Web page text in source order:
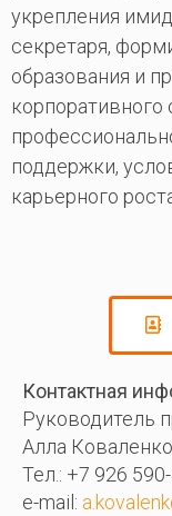
укрепления
секретаря,
образования и
корпоративного
поддержки,
карьерного
Контактная
Руководитель
Алла Коваленко
Тел.: +7 926
e-mail: